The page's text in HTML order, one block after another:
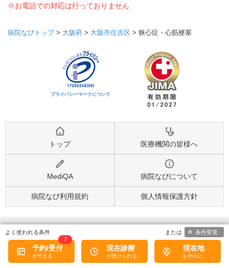
※お電話での対応は行っておりません
病院なびトップ> 大阪府 > 大阪市住吉区 > 狭心症・心筋梗塞
プライバシーマークについて
トップ 医療機関の皆様へ
MediQA 病院なびについて
病院なび利用規約 個人情報保護方針
, All rights reserved.
予約/受付
7
現在診療 現在地
条件変更